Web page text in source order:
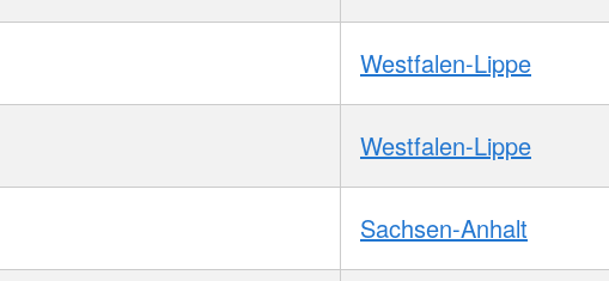
Westfalen-Lippe
Westfalen-Lippe
Sachsen-Anhalt